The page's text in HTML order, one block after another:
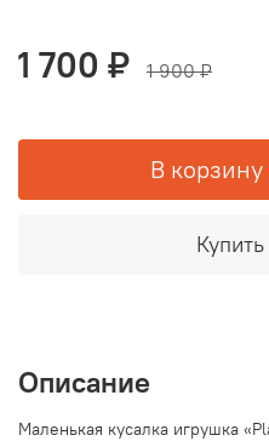
1 700 ₽ 1 900 ₽
В корзину
Описание
Маленькая кусалка игрушка